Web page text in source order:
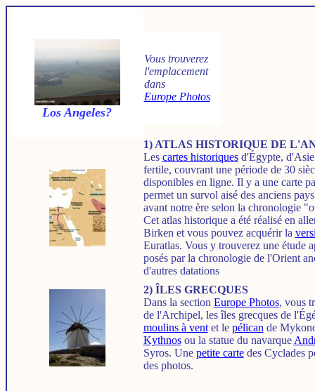
Los Angeles?
Vous trouverez
l'emplacement
dans
Europe Photos
1) ATLAS HISTORIQUE DE
Les cartes historiquesd'Égypte, d'Asie
fertile, couvrant une période de 30
disponibles en ligne. Il y a une carte
permet un survol aisé des anciens
avant notre ère selon la chronologie
Cet atlas historique a été réalisé en
Birken et vous pouvez acquérir la
Euratlas. Vous y trouverez une étude
posés par la chronologie de l'Orient
d'autres datations
2) ÎLES GRECQUES
Dans la section Europe Photos, vous
de l'Archipel, les îles grecques de
moulins à ventet le pélican de
Kythnosou la statue du navarque
Syros. Une petite cartedes Cyclades
des photos.